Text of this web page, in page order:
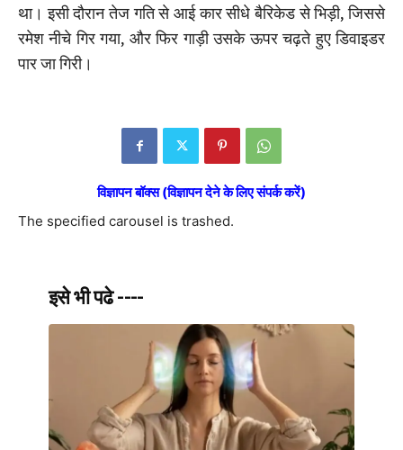
था। इसी दौरान तेज गति से आई कार सीधे बैरिकेड से भिड़ी, जिससे
रमेश नीचे गिर गया, और फिर गाड़ी उसके ऊपर चढ़ते हुए डिवाइडर
पार जा गिरी।
विज्ञापन बॉक्स (विज्ञापन देने के लिए संपर्क करें)
The specified carousel is trashed.
इसे भी पढे ----